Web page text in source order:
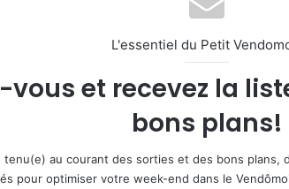
L'essentiel du Petit
vous et recevez la
bons plans!
tenu(e) au courant des sorties et des bons plans,
pour optimiser votre week-end dans le